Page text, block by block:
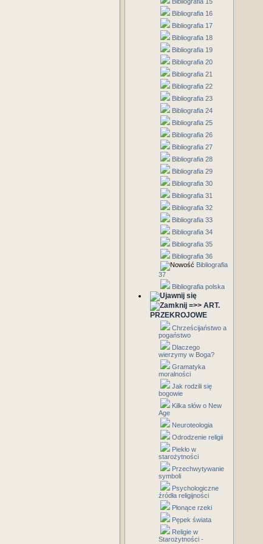
Bibliografia 16
Bibliografia 17
Bibliografia 18
Bibliografia 19
Bibliografia 20
Bibliografia 21
Bibliografia 22
Bibliografia 23
Bibliografia 24
Bibliografia 25
Bibliografia 26
Bibliografia 27
Bibliografia 28
Bibliografia 29
Bibliografia 30
Bibliografia 31
Bibliografia 32
Bibliografia 33
Bibliografia 34
Bibliografia 35
Bibliografia 36
Bibliografia
37
Bibliografia polska
=>> ART.
PRZEKROJOWE
Chrześcijaństwo a
pogaństwo
Dlaczego
wierzymy w Boga?
Gramatyka
moralności
Jak rodzili się
bogowie
Kilka słów o New
Age
Neuroteologia
Odrodzenie religii
Piekło w
starożytności
Przechwytywanie
symboli
Psychologiczne
źródła religijności
Płonące rzeki
Pępek świata
Religie w
Starożytności -